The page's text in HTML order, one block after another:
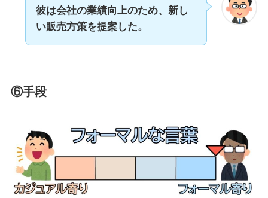
彼は会社の業績向上のため、新し
い販売方策を提案した。
⑥手段